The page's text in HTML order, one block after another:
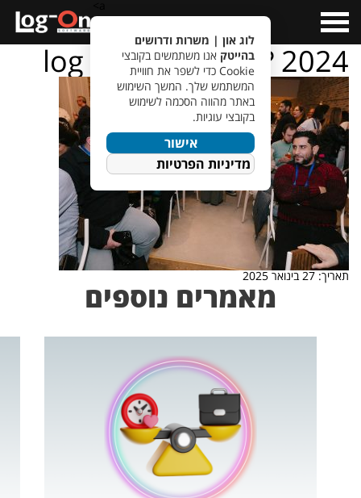
Menu
log – on – ???????? 2024
תאריך: 27 בינואר 2025
מאמרים נוספים
לוג און | משרות ודרושים
בהייטק אנו משתמשים בקובצי
Cookie כדי לשפר את חוויית
המשתמש שלך. המשך השימוש
באתר מהווה הסכמה לשימוש
בקובצי עוגיות.
אישור
מדיניות הפרטיות